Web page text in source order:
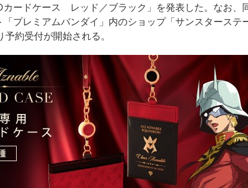
ードケース レッド／ブラック」を発表した。なお、
プレミアムバンダイ」内のショップ「サンスターステ
約受付が開始される。